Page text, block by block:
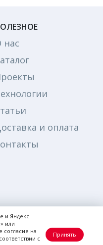
нас
и оплата
и Яндекс
или
согласие на
с
Принять